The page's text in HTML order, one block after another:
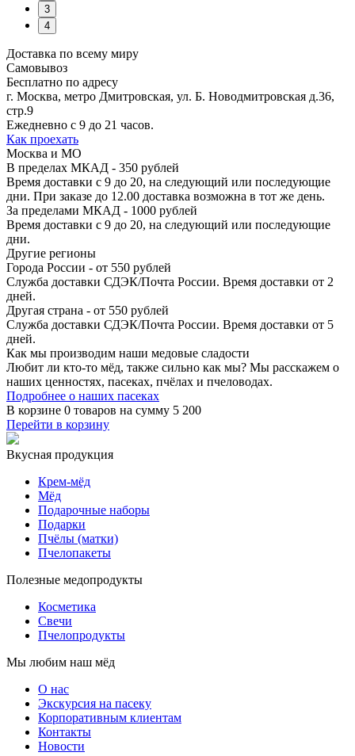
3
4
Доставка по всему миру
Самовывоз
Бесплатно по адресу
г. Москва, метро Дмитровская, ул. Б. Новодмитровская д.36,
стр.9
Ежедневно с 9 до 21 часов.
Как проехать
Москва и МО
В пределах МКАД - 350 рублей
Время доставки с 9 до 20, на следующий или последующие
дни. При заказе до 12.00 доставка возможна в тот же день.
За пределами МКАД - 1000 рублей
Время доставки с 9 до 20, на следующий или последующие
дни.
Другие регионы
Города России - от 550 рублей
Служба доставки СДЭК/Почта России. Время доставки от 2
дней.
Другая страна - от 550 рублей
Служба доставки СДЭК/Почта России. Время доставки от 5
дней.
Как мы производим наши медовые сладости
Любит ли кто-то мёд, также сильно как мы? Мы расскажем о
наших ценностях, пасеках, пчёлах и пчеловодах.
Подробнее о наших пасеках
В корзине 0 товаров на сумму 5 200
Перейти в корзину
Вкусная продукция
Крем-мёд
Мёд
Подарочные наборы
Подарки
Пчёлы (матки)
Пчелопакеты
Полезные медопродукты
Косметика
Свечи
Пчелопродукты
Мы любим наш мёд
О нас
Экскурсия на пасеку
Корпоративным клиентам
Контакты
Новости